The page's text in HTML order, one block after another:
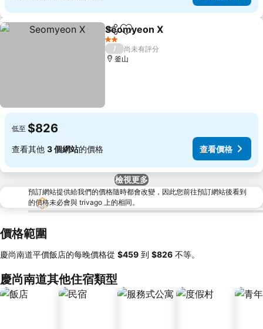
分享 加入我的最愛
Seomyeon X
2 星級
/
尚未有評分
釜山
低至 $826
查看其他 3 個網站的價格 查看價格
檢視更多
預訂網站提供給我們的價格隨時都會改變，因此您前往預訂網站後看到
的價格未必會與 trivago 上的相同。
價格範圍
慶尚南道平價飯店的每晚價格從 ‎$459 到 ‎$826 不等。
慶尚南道其他住宿類型